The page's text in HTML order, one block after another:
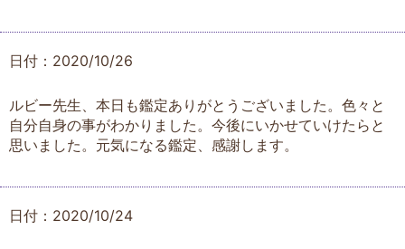
日付：2020/10/26
ルビー先生、本日も鑑定ありがとうございました。色々と
自分自身の事がわかりました。今後にいかせていけたらと
思いました。元気になる鑑定、感謝します。
日付：2020/10/24